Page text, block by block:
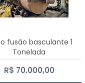
fusão basculante 1
Tonelada
R$ 70.000,00